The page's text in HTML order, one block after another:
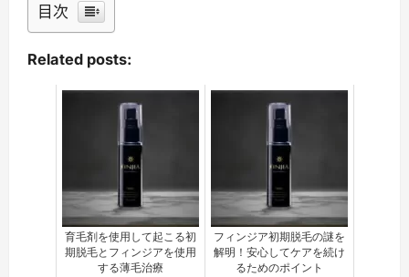
目次
Related posts:
育毛剤を使用して起こる初
期脱毛とフィンジアを使用
する薄毛治療
フィンジア初期脱毛の謎を
解明！安心してケアを続け
るためのポイント